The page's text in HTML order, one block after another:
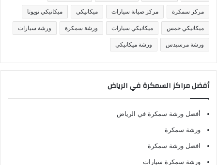
مركز سمكرة مركز صيانة سيارات ميكانيكي ميكانيكي تويوتا
ميكانيكي جمس ميكانيكي سيارات ورشة سمكرة ورشة سيارات
ورشة مرسيدس ورشة ميكانيكي
أفضل مراكز السمكرة في الرياض
أفضل ورشة سمكرة في الرياض
ورشة سمكرة
افضل ورشة سمكرة
ورشة سمكرة سيارات